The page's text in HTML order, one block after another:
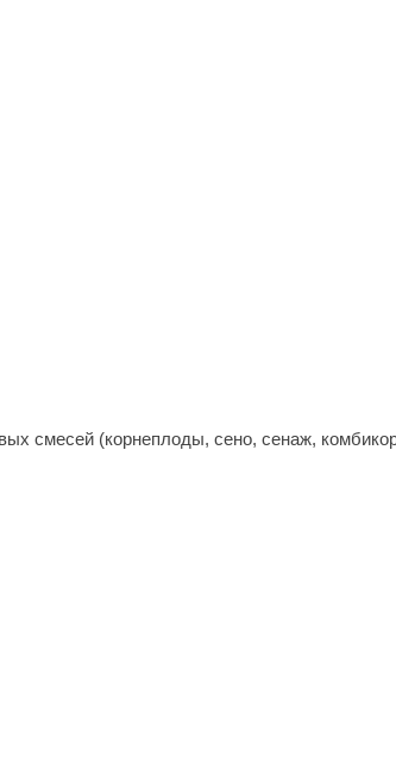
смесей (корнеплоды, сено, сенаж,